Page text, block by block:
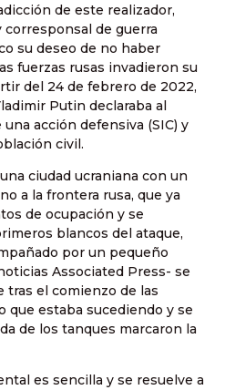
de este realizador,
de guerra
su deseo de no haber
fuerzas rusas invadieron su
del 24 de febrero de 2022,
Putin declaraba al
acción defensiva (SIC) y
civil.
ciudad ucraniana con un
a la frontera rusa, que ya
de ocupación y se
blancos del ataque,
por un pequeño
Associated Press- se
tras el comienzo de las
que estaba sucediendo y se
de los tanques marcaron la
es sencilla y se resuelve a